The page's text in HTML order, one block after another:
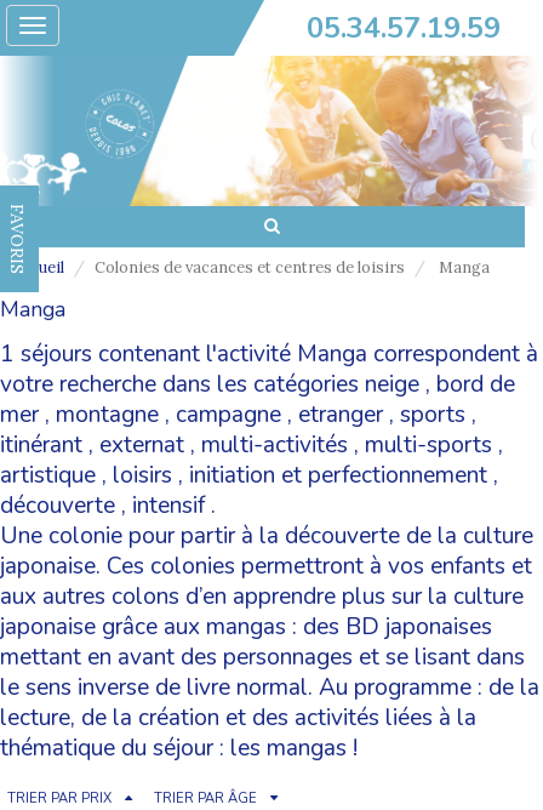
Toggle
navigation
05.34.57.19.59
FAVORIS
Accueil Colonies de vacances et centres de loisirs Manga
Manga
1 séjours contenant l'activité Manga correspondent à
votre recherche dans les catégories neige , bord de
mer, montagne , campagne , etranger, sports ,
itinérant , externat , multi-activités , multi-sports ,
artistique , loisirs , initiation et perfectionnement ,
découverte , intensif.
Une colonie pour partir à la découverte de la culture
japonaise. Ces colonies permettront à vos enfants et
aux autres colons d’en apprendre plus sur la culture
japonaise grâce aux mangas : des BD japonaises
mettant en avant des personnages et se lisant dans
le sens inverse de livre normal. Au programme : de la
lecture, de la création et des activités liées à la
thématique du séjour : les mangas !
TRIER PAR PRIX TRIER PAR ÂGE